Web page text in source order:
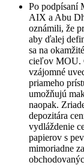
Po podpísaní
AIX a Abu
oznámili, že
aby ďalej
sa na
cieľov MOU.
vzájomné
priameho
umožňujú
naopak.
depozitára
vydláždenie
papierov s
mimoriadne